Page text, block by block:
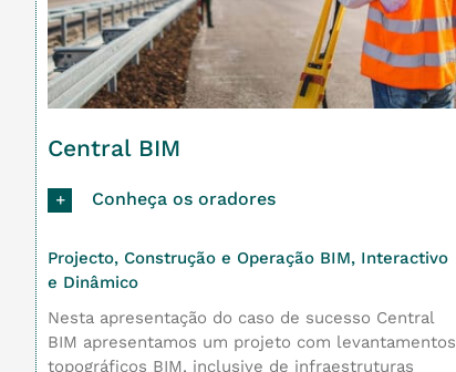
Central BIM
Conheça os oradores
Projecto, Construção e Operação BIM, Interactivo
e Dinâmico
Nesta apresentação do caso de sucesso Central
BIM apresentamos um projeto com levantamentos
topográficos BIM, inclusive de infraestruturas